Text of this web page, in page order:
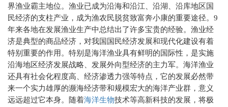
界渔业霸主地位。渔业已成为沿海和沿江、沿湖、沿库地区国
民经济的支柱产业，成为渔农民脱贫致富奔小康的重要途径。9
年来各地在发展渔业生产中总结出了许多宝贵的经验。渔业经
济是典型的商品经济，对我国国民经济发展和现代化建设有着
特别重要的作用。特别是海洋渔业具有鲜明的国际性，是实施
沿海地区经济发展战略、发展外向型经济的主力军。海洋渔业
还具有社会化程度高、经济渗透力强等特点，它的发展必然带
来一个实力雄厚的濒海经济带和规模宏大的海洋产业群，意义
远远超过它本身。随着海洋生物技术等高新科技的发展，将极